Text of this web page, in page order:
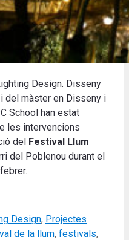
Design. Disseny
i del màster en Disseny i
School han estat
les intervencions
del Festival Llum
del Poblenou durant el
Design, Projectes
de la llum, festivals,